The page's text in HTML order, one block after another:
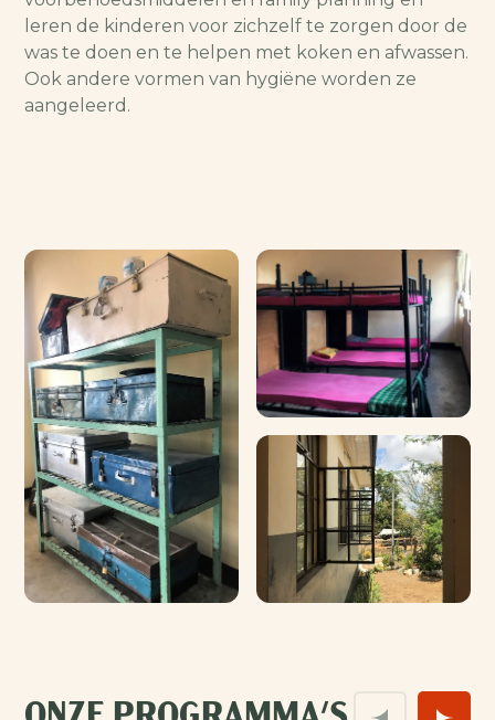
leren de kinderen voor zichzelf te zorgen door de
was te doen en te helpen met koken en afwassen.
Ook andere vormen van hygiëne worden ze
aangeleerd.